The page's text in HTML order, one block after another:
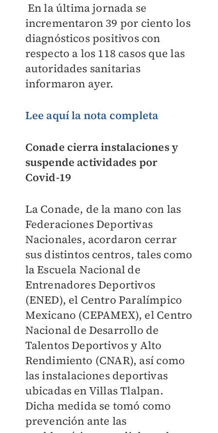
En la última jornada se
incrementaron 39 por ciento los
diagnósticos positivos con
respecto a los 118 casos que las
autoridades sanitarias
informaron ayer.
Lee aquí la nota completa
Conade cierra instalaciones y
suspende actividades por
Covid-19
La Conade, de la mano con las
Federaciones Deportivas
Nacionales, acordaron cerrar
sus distintos centros, tales como
la Escuela Nacional de
Entrenadores Deportivos
(ENED), el Centro Paralímpico
Mexicano (CEPAMEX), el Centro
Nacional de Desarrollo de
Talentos Deportivos y Alto
Rendimiento (CNAR), así como
las instalaciones deportivas
ubicadas en Villas Tlalpan.
Dicha medida se tomó como
prevención ante las